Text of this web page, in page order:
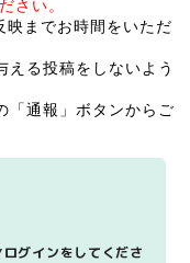
さい。
映までお時間をいただ
える投稿をしないよう
「通報」ボタンからご
グインをしてくださ